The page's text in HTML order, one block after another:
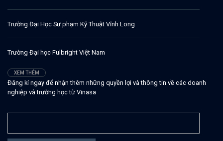
Trường Đại Học Sư phạm Kỹ Thuật Vĩnh Long
Trường Đại học Fulbright Việt Nam
XEM THÊM
Đăng kí ngay để nhận thêm những quyền lợi và thông tin về các doanh
nghiệp và trường học từ Vinasa